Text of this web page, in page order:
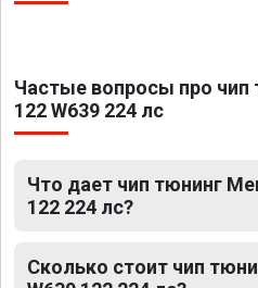
Частые вопросы про чип
122 W639 224 лс
Что дает чип тюнинг
122 224 лс?
Сколько стоит чип